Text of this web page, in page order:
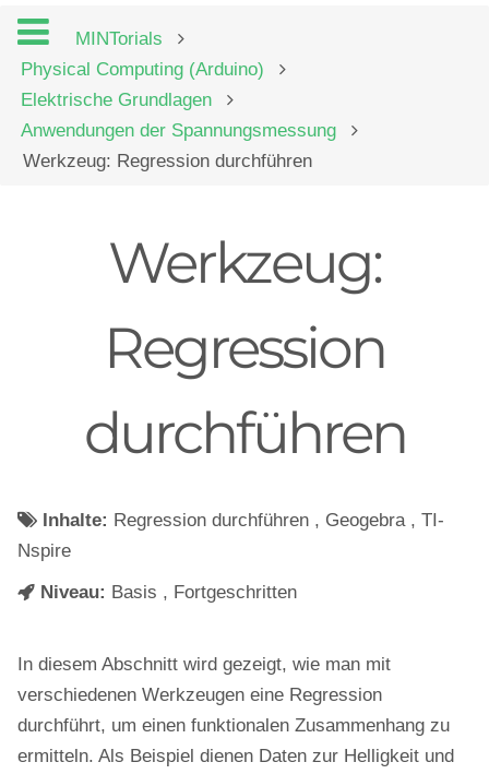
MINTorials
Physical Computing (Arduino)
Elektrische Grundlagen
Anwendungen der Spannungsmessung
Werkzeug: Regression durchführen
Werkzeug:
Regression
durchführen
Inhalte: Regression durchführen , Geogebra , TI-
Nspire
Niveau: Basis , Fortgeschritten
In diesem Abschnitt wird gezeigt, wie man mit
verschiedenen Werkzeugen eine Regression
durchführt, um einen funktionalen Zusammenhang zu
ermitteln. Als Beispiel dienen Daten zur Helligkeit und